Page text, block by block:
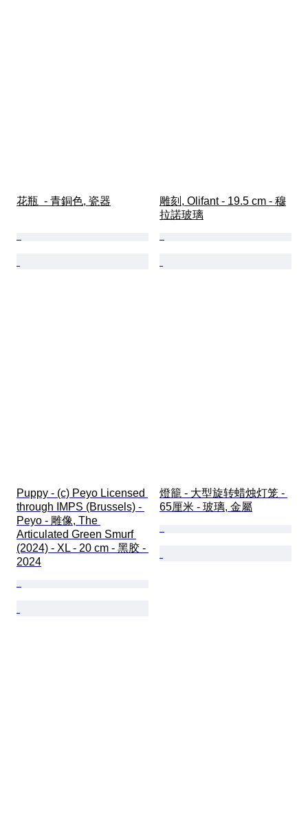
花瓶  - 青銅色, 瓷器
雕刻, Olifant - 19.5 cm - 穆
拉諾玻璃
Puppy - (c) Peyo Licensed
through IMPS (Brussels) -
Peyo - 雕像, The
Articulated Green Smurf
(2024) - XL - 20 cm - 黑胶 -
2024
燈籠 - 大型旋转蜡烛灯笼 -
65厘米 - 玻璃, 金屬